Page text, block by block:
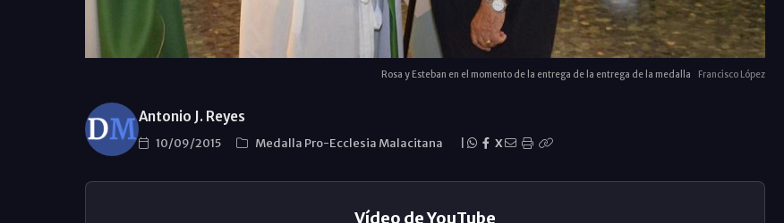
Rosa y Esteban en el momento de la entrega de la entrega de la medalla Francisco López
Antonio J. Reyes
10/09/2015 Medalla Pro-Ecclesia Malacitana X
Vídeo de YouTube